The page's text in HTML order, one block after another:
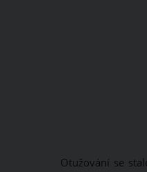
Otužování se